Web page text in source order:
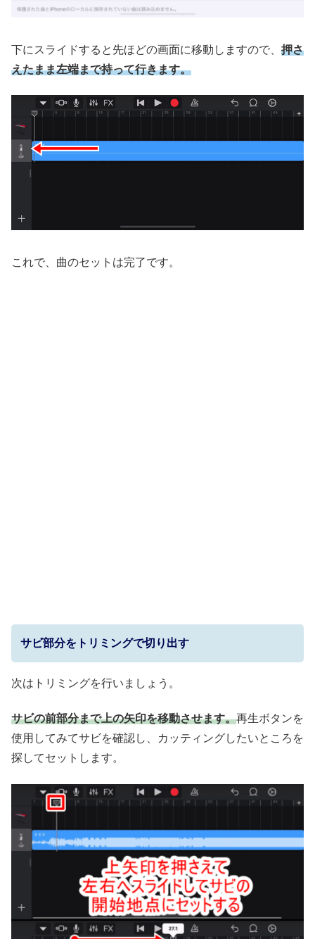
下にスライドすると先ほどの画面に移動しますので、 押さ
えたまま左端まで持って行きます。
これで、曲のセットは完了です。
サビ部分をトリミングで切り出す
次はトリミングを行いましょう。
サビの前部分まで上の矢印を移動させます。再生ボタンを
使用してみてサビを確認し、カッティングしたいところを
探してセットします。